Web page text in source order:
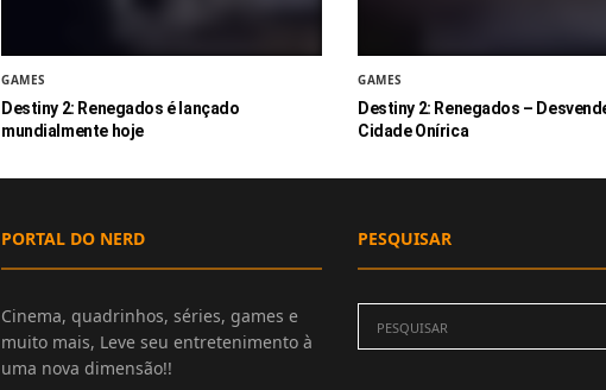
GAMES
Destiny 2: Renegados é lançado
mundialmente hoje
GAMES
Destiny 2: Renegados –
Cidade Onírica
PORTAL DO NERD
Cinema, quadrinhos, séries, games e
muito mais, Leve seu entretenimento à
uma nova dimensão!!
PESQUISAR